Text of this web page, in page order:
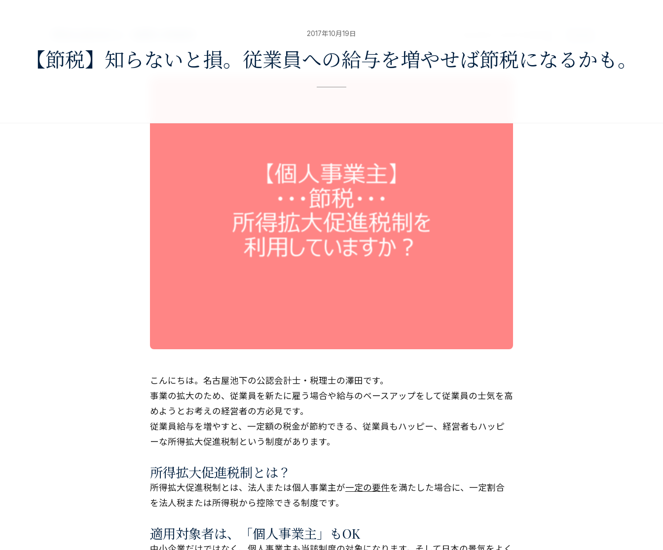
2017年10月19日
【節税】知らないと損。従業員への給与を増やせば節税になるかも。
こんにちは。名古屋池下の公認会計士・税理士の澤田です。
事業の拡大のため、従業員を新たに雇う場合や給与のベースアップをして従業員の士気を高
めようとお考えの経営者の方必見です。
従業員給与を増やすと、一定額の税金が節約できる、従業員もハッピー、経営者もハッピ
ーな所得拡大促進税制という制度があります。
所得拡大促進税制とは？
所得拡大促進税制とは、法人または個人事業主が一定の要件を満たした場合に、一定割合
を法人税または所得税から控除できる制度です。
適用対象者は、「個人事業主」もOK